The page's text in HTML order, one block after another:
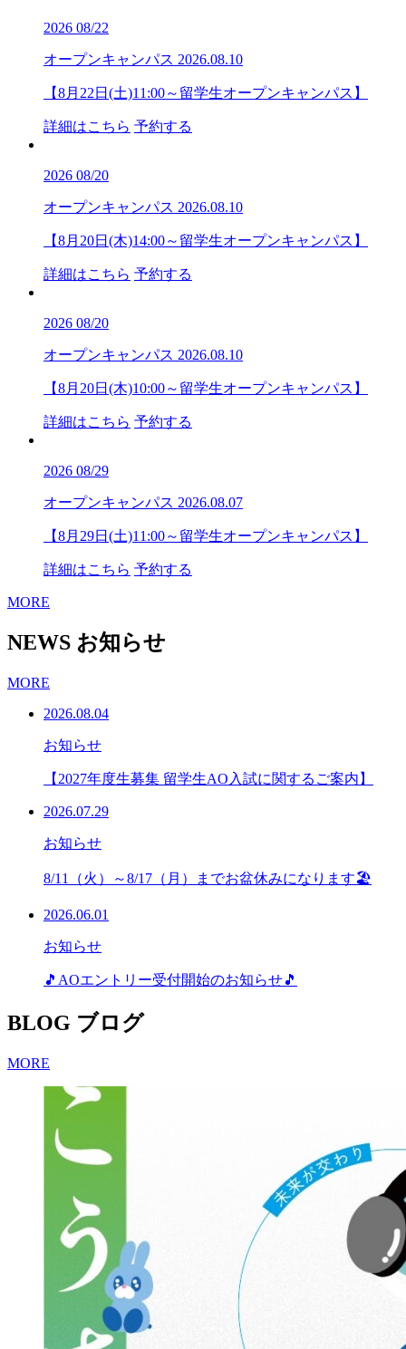
2026 08/22
オープンキャンパス 2026.08.10
【8月22日(土)11:00～留学生オープンキャンパス】
詳細はこちら 予約する
2026 08/20
オープンキャンパス 2026.08.10
【8月20日(木)14:00～留学生オープンキャンパス】
詳細はこちら 予約する
2026 08/20
オープンキャンパス 2026.08.10
【8月20日(木)10:00～留学生オープンキャンパス】
詳細はこちら 予約する
2026 08/29
オープンキャンパス 2026.08.07
【8月29日(土)11:00～留学生オープンキャンパス】
詳細はこちら 予約する
MORE
NEWS お知らせ
MORE
2026.08.04
お知らせ
【2027年度生募集 留学生AO入試に関するご案内】
2026.07.29
お知らせ
8/11（火）～8/17（月）までお盆休みになります🏖
2026.06.01
お知らせ
🎵AOエントリー受付開始のお知らせ🎵
BLOG ブログ
MORE